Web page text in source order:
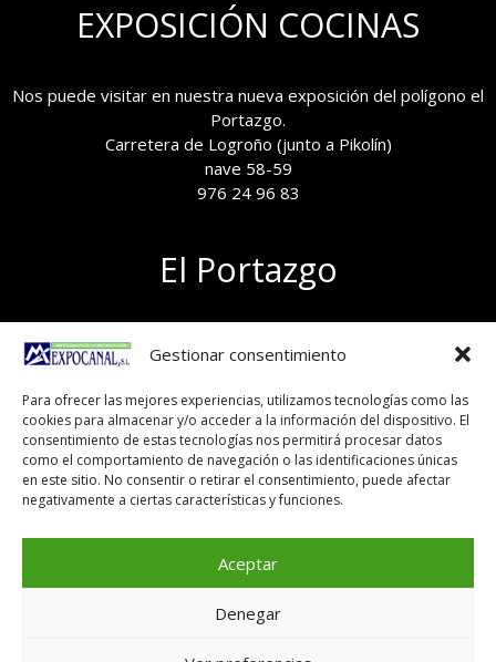
Gestionar consentimiento
Para ofrecer las mejores experiencias, utilizamos tecnologías como las
cookies para almacenar y/o acceder a la información del dispositivo. El
consentimiento de estas tecnologías nos permitirá procesar datos
como el comportamiento de navegación o las identificaciones únicas
en este sitio. No consentir o retirar el consentimiento, puede afectar
negativamente a ciertas características y funciones.
Aceptar
Denegar
EXPOSICIÓN COCINAS
Nos puede visitar en nuestra nueva exposición del polígono el
Portazgo.
Carretera de Logroño (junto a Pikolín)
nave 58-59
976 24 96 83
El Portazgo
Polígono el Portazgo, nave 59
50011 Zaragoza
Tel 976 24 96 83
exposicion@expocanal.es
Aviso Legal
Política de cookies